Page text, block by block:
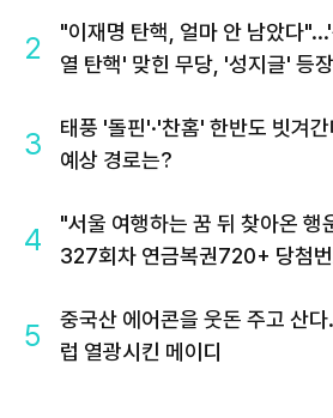
2
"이재명 탄핵, 얼마 안 남았다
열 탄핵' 맞힌 무당, '성지글' 등장
3
태풍 '돌핀'·'찬홈' 한반도 빗겨
예상 경로는?
4
"서울 여행하는 꿈 뒤 찾아온 행
327회차 연금복권720+ 당첨번
5
중국산 에어콘을 웃돈 주고 산
럽 열광시킨 메이디